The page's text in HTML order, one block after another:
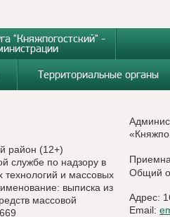
"Княжпогостский" -
Территориальные органы
район (12+)
службе по надзору в
и массовых
выписка из
массовой
Общий
Адрес:
Email: